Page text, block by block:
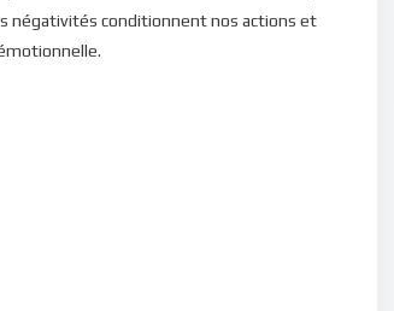
négativités conditionnent nos actions et
le propre de l’homme et elles ne font
sont-elles générées ? comment les
les négativités et les impacts spirituels et